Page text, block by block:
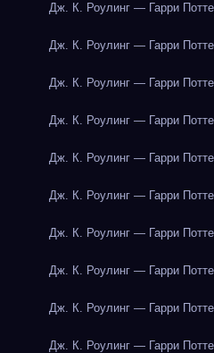
Дж. К. Роулинг — Гарри
Дж. К. Роулинг — Гарри
Дж. К. Роулинг — Гарри
Дж. К. Роулинг — Гарри
Дж. К. Роулинг — Гарри
Дж. К. Роулинг — Гарри
Дж. К. Роулинг — Гарри
Дж. К. Роулинг — Гарри
Дж. К. Роулинг — Гарри
Дж. К. Роулинг — Гарри